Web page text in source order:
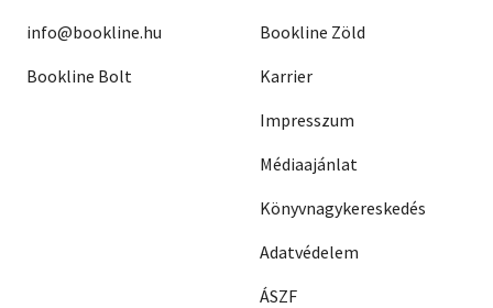
info@bookline.hu
Bookline Bolt
Bookline Zöld
Karrier
Impresszum
Médiaajánlat
Könyvnagykereskedés
Adatvédelem
ÁSZF